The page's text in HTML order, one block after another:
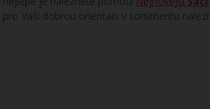
Vaši dobrou orientaci v sortimentu